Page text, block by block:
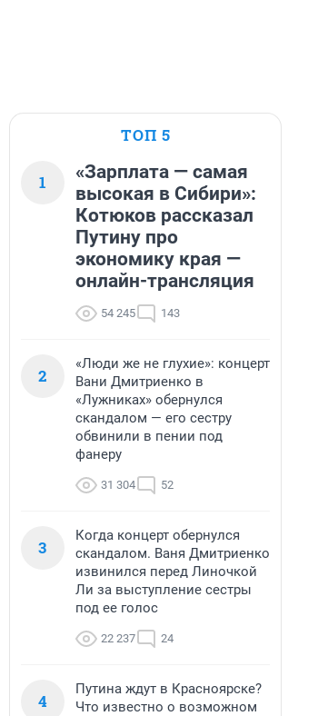
ТОП 5
1
«Зарплата — самая
высокая в Сибири»:
Котюков рассказал
Путину про
экономику края —
онлайн-трансляция
54 245 143
2
«Люди же не глухие»: концерт
Вани Дмитриенко в
«Лужниках» обернулся
скандалом — его сестру
обвинили в пении под
фанеру
31 304 52
3
Когда концерт обернулся
скандалом. Ваня Дмитриенко
извинился перед Линочкой
Ли за выступление сестры
под ее голос
22 237 24
4
Путина ждут в Красноярске?
Что известно о возможном